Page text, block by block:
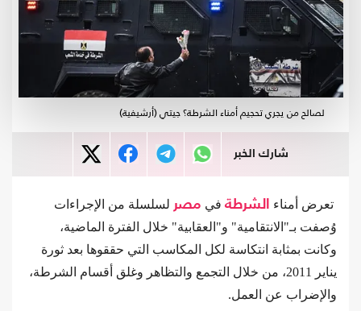
لصالح من يجري تحجيم أمناء الشرطة؟ جيتي (أرشيفية)
شارك الخبر
تعرض أمناء الشرطة في مصر لسلسلة من الإجراءات
وُصفت بـ"الانتقامية" و"العقابية" خلال الفترة الماضية،
وكانت بمثابة انتكاسة لكل المكاسب التي حققوها بعد ثورة
يناير 2011، من خلال التجمع والتظاهر وغلق أقسام الشرطة،
والإضراب عن العمل.